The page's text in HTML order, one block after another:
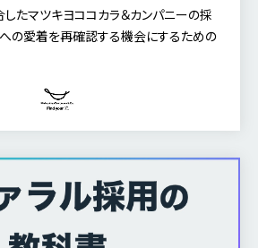
会社を盛り上げる仲間を集める
たマツキヨココカラ＆カンパニーの採
の愛着を再確認する機会にするための